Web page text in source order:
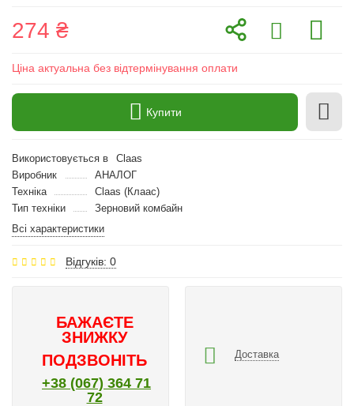
274 ₴
Ціна актуальна без відтермінування оплати
Купити
Використовується в
Claas
Виробник
АНАЛОГ
Техніка
Claas (Клаас)
Тип техніки
Зерновий комбайн
Всі характеристики
Відгуків: 0
БАЖАЄТЕ
ЗНИЖКУ
ПОДЗВОНІТЬ
+38 (067) 364 71
72
Доставка